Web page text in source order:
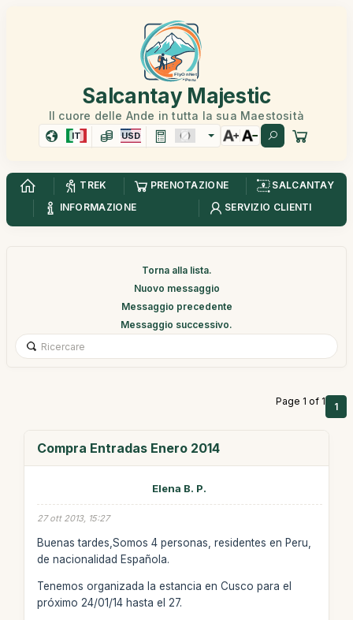
Salcantay Majestic
Il cuore delle Ande in tutta la sua Maestosità
IT USD
TREK PRENOTAZIONE
SALCANTAY
INFORMAZIONE
SERVIZIO CLIENTI
Torna alla lista.
Nuovo messaggio
Messaggio precedente
Messaggio successivo.
Page 1 of 1 1
Compra Entradas Enero 2014
Elena B. P.
27 ott 2013, 15:27
Buenas tardes,Somos 4 personas, residentes en Peru,
de nacionalidad Española.
Tenemos organizada la estancia en Cusco para el
próximo 24/01/14 hasta el 27.